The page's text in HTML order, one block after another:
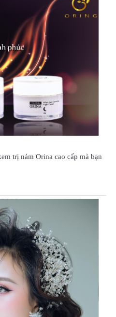
trị nám Orina cao cấp mà bạn